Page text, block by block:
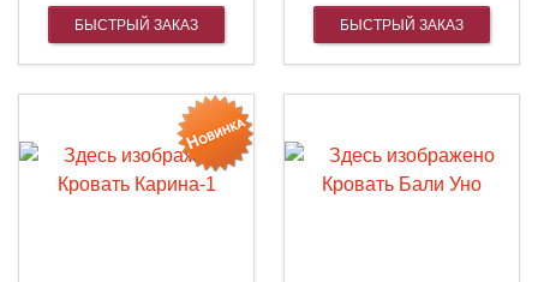
БЫСТРЫЙ ЗАКАЗ БЫСТРЫЙ ЗАКАЗ